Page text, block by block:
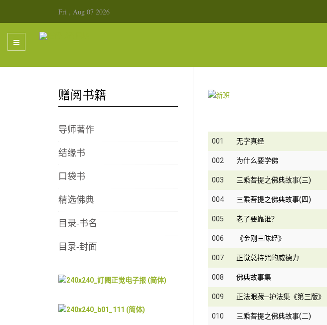
Fri , Aug 07 2026
001 无字真经
002 为什么要学佛
003 三乘菩提之佛典故事(三)
004 三乘菩提之佛典故事(四)
005 老了要靠谁？
006 《金刚三昧经》
007 正觉总持咒的威德力
008 佛典故事集
009 正法眼藏─护法集《第三版》
010 三乘菩提之佛典故事(二)
赠阅书籍
导师著作
结缘书
口袋书
精选佛典
目录-书名
目录-封面